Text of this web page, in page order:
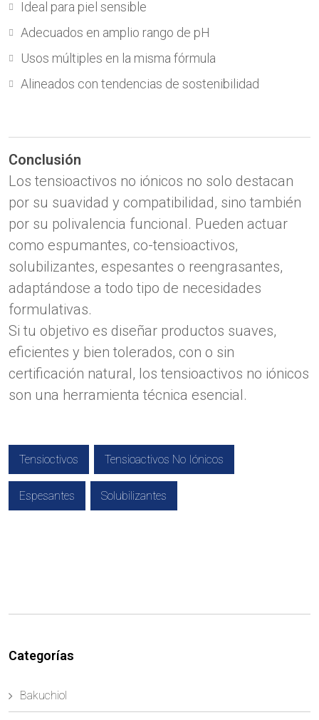
Ideal para piel sensible
Adecuados en amplio rango de pH
Usos múltiples en la misma fórmula
Alineados con tendencias de sostenibilidad
Conclusión
Los tensioactivos no iónicos no solo destacan
por su suavidad y compatibilidad, sino también
por su polivalencia funcional. Pueden actuar
como espumantes, co-tensioactivos,
solubilizantes, espesantes o reengrasantes,
adaptándose a todo tipo de necesidades
formulativas.
Si tu objetivo es diseñar productos suaves,
eficientes y bien tolerados, con o sin
certificación natural, los tensioactivos no iónicos
son una herramienta técnica esencial.
Tensioctivos Tensioactivos No Iónicos
Espesantes Solubilizantes
Categorías
Bakuchiol